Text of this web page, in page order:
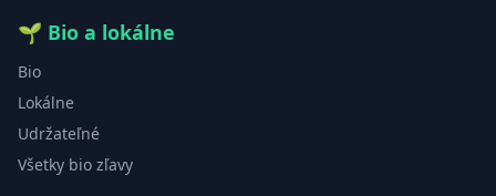
🌱 Bio a lokálne
Bio
Lokálne
Udržateľné
Všetky bio zľavy